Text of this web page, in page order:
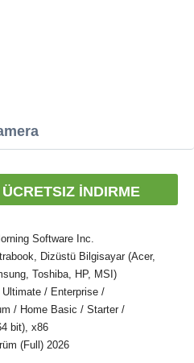
ÜCRETSIZ İNDIRME
Software Inc.
Dizüstü Bilgisayar (Acer,
Toshiba, HP, MSI)
/ Enterprise /
/ Home Basic / Starter /
bit), x86
(Full) 2026